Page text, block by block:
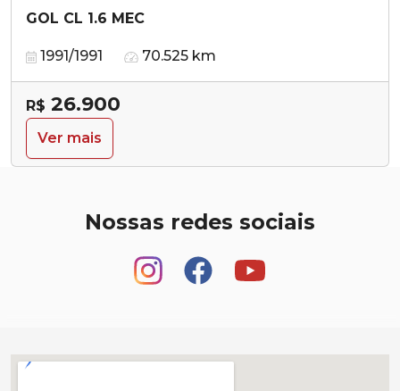
GOL CL 1.6 MEC
1991/1991 70.525 km
R$ 26.900
Ver mais
Nossas redes sociais